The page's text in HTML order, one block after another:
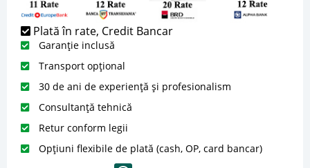
Plată în rate, Credit Bancar
Garanție inclusă
Transport opțional
30 de ani de experiență și profesionalism
Consultanță tehnică
Retur conform legii
Opțiuni flexibile de plată (cash, OP, card bancar)